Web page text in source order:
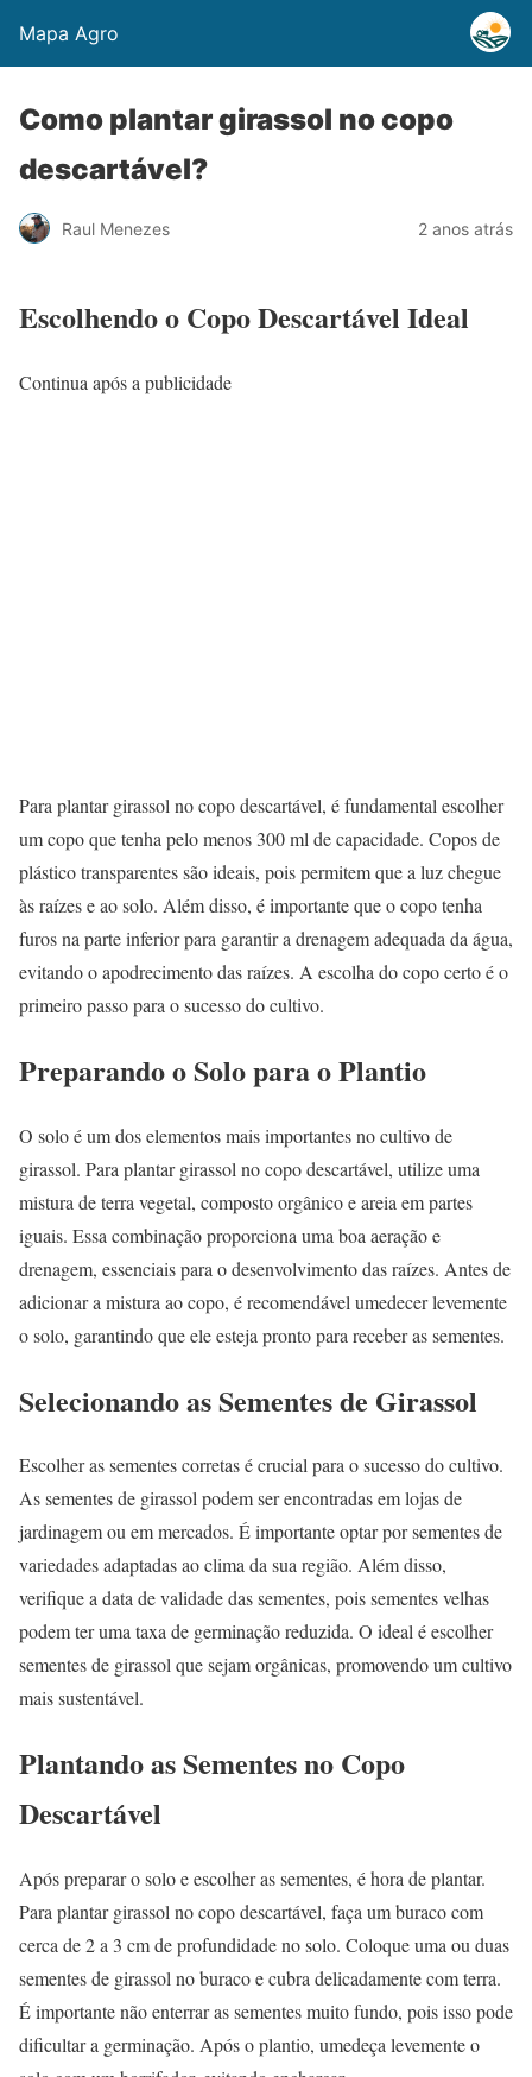
Mapa Agro
Como plantar girassol no copo
descartável?
Raul Menezes 2 anos atrás
Escolhendo o Copo Descartável Ideal
Continua após a publicidade
Para plantar girassol no copo descartável, é fundamental escolher
um copo que tenha pelo menos 300 ml de capacidade. Copos de
plástico transparentes são ideais, pois permitem que a luz chegue
às raízes e ao solo. Além disso, é importante que o copo tenha
furos na parte inferior para garantir a drenagem adequada da água,
evitando o apodrecimento das raízes. A escolha do copo certo é o
primeiro passo para o sucesso do cultivo.
Preparando o Solo para o Plantio
O solo é um dos elementos mais importantes no cultivo de
girassol. Para plantar girassol no copo descartável, utilize uma
mistura de terra vegetal, composto orgânico e areia em partes
iguais. Essa combinação proporciona uma boa aeração e
drenagem, essenciais para o desenvolvimento das raízes. Antes de
adicionar a mistura ao copo, é recomendável umedecer levemente
o solo, garantindo que ele esteja pronto para receber as sementes.
Selecionando as Sementes de Girassol
Escolher as sementes corretas é crucial para o sucesso do cultivo.
As sementes de girassol podem ser encontradas em lojas de
jardinagem ou em mercados. É importante optar por sementes de
variedades adaptadas ao clima da sua região. Além disso,
verifique a data de validade das sementes, pois sementes velhas
podem ter uma taxa de germinação reduzida. O ideal é escolher
sementes de girassol que sejam orgânicas, promovendo um cultivo
mais sustentável.
Plantando as Sementes no Copo
Descartável
Após preparar o solo e escolher as sementes, é hora de plantar.
Para plantar girassol no copo descartável, faça um buraco com
cerca de 2 a 3 cm de profundidade no solo. Coloque uma ou duas
sementes de girassol no buraco e cubra delicadamente com terra.
É importante não enterrar as sementes muito fundo, pois isso pode
dificultar a germinação. Após o plantio, umedeça levemente o